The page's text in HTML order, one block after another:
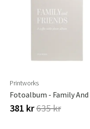
Printworks
381 kr635 kr